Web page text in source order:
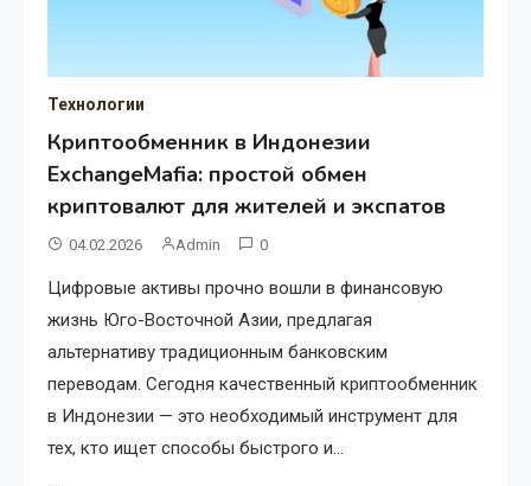
Технологии
Криптообменник в Индонезии
ExchangeMafia: простой обмен
криптовалют для жителей и экспатов
04.02.2026 Admin 0
Цифровые активы прочно вошли в финансовую
жизнь Юго-Восточной Азии, предлагая
альтернативу традиционным банковским
переводам. Сегодня качественный криптообменник
в Индонезии — это необходимый инструмент для
тех, кто ищет способы быстрого и…